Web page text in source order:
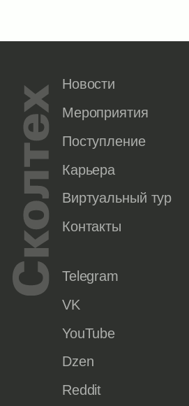
Новости
Мероприятия
Поступление
Карьера
Виртуальный тур
Контакты
Telegram
VK
YouTube
Dzen
Reddit